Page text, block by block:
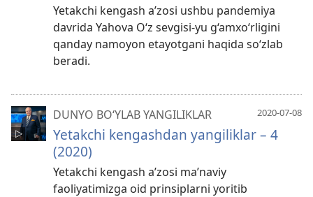
Yetakchi kengash a’zosi ushbu pandemiya
davrida Yahova O‘z sevgisi-yu g‘amxo‘rligini
qanday namoyon etayotgani haqida so‘zlab
beradi.
2020-07-08
DUNYO BO‘YLAB YANGILIKLAR
Yetakchi kengashdan yangiliklar – 4
(2020)
Yetakchi kengash a’zosi ma’naviy
faoliyatimizga oid prinsiplarni yoritib